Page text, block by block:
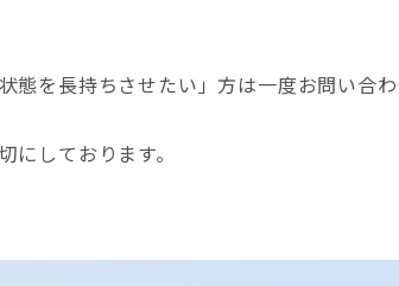
を長持ちさせたい」方は一度お問い合わ
しております。